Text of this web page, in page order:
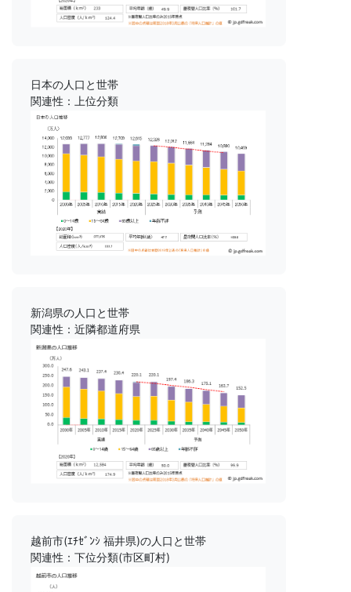
日本の人口と世帯
関連性：上位分類
新潟県の人口と世帯
関連性：近隣都道府県
越前市(ｴﾁｾﾞﾝｼ 福井県)の人口と世帯
関連性：下位分類(市区町村)